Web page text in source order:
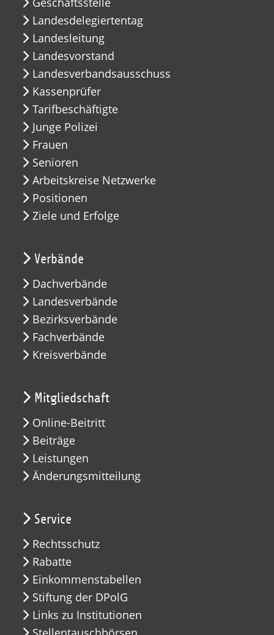
Landesdelegiertentag
Landesleitung
Landesvorstand
Landesverbandsausschuss
Kassenprüfer
Tarifbeschäftigte
Junge Polizei
Frauen
Senioren
Arbeitskreise Netzwerke
Positionen
Ziele und Erfolge
Verbände
Dachverbände
Landesverbände
Bezirksverbände
Fachverbände
Kreisverbände
Mitgliedschaft
Online-Beitritt
Beiträge
Leistungen
Änderungsmitteilung
Service
Rechtsschutz
Rabatte
Einkommenstabellen
Stiftung der DPolG
Links zu Institutionen